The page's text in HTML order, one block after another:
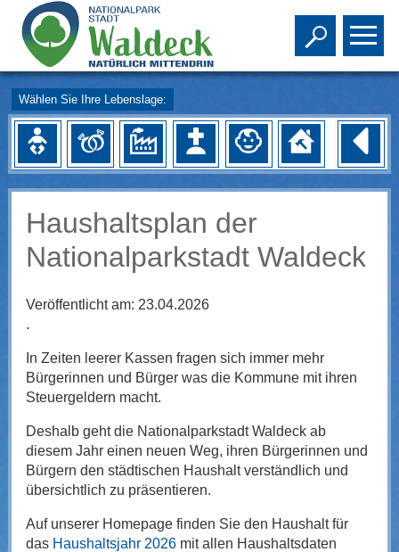
Toggle
Wählen Sie Ihre Lebenslage:
Haushaltsplan der
Nationalparkstadt Waldeck
Veröffentlicht am: 23.04.2026
.
In Zeiten leerer Kassen fragen sich immer mehr
Bürgerinnen und Bürger was die Kommune mit ihren
Steuergeldern macht.
Deshalb geht die Nationalparkstadt Waldeck ab
diesem Jahr einen neuen Weg, ihren Bürgerinnen und
Bürgern den städtischen Haushalt verständlich und
übersichtlich zu präsentieren.
Auf unserer Homepage finden Sie den Haushalt für
das Haushaltsjahr 2026mit allen Haushaltsdaten